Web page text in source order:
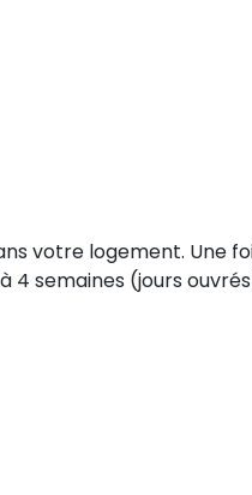
votre logement. Une
4 semaines (jours